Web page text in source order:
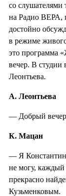
со слушателями
на Радио ВЕРА,
достойно
в режиме
это программа
вечер. В
Леонтьева.
А. Леонтьева
— Добрый
К. Мацан
— Я
не могу, каждый
прекрасно
Кузьменковым.